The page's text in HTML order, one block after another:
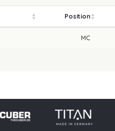
Position
MC